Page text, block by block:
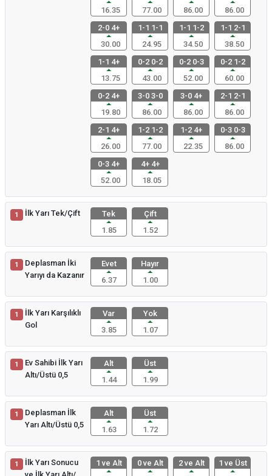
16.35
77.00
86.00
86.00
2-0 4+
30.00
1-1 1-1
24.95
1-1 1-2
34.50
1-1 2-1
38.50
1-1 4+
13.75
0-2 0-2
43.00
0-2 0-3
52.00
0-2 1-2
60.00
0-2 4+
19.80
3-0 3-0
86.00
3-0 4+
86.00
2-1 2-1
86.00
2-1 4+
26.00
1-2 1-2
77.00
1-2 4+
22.35
0-3 0-3
86.00
0-3 4+
52.00
4+ 4+
18.05
1 İlk Yarı Tek/Çift
Tek
1.85
Çift
1.52
1
Deplasman İki
Yarıyı da Kazanır
Evet
6.37
Hayır
1.00
1
İlk Yarı Karşılıklı
Gol
Var
3.85
Yok
1.07
1
Ev Sahibi İlk Yarı
Altı/Üstü 0,5
Alt
1.44
Üst
1.99
1
Deplasman İlk
Yarı Altı/Üstü 0,5
Alt
1.63
Üst
1.72
1
İlk Yarı Sonucu
1 ve Alt
0 ve Alt
2 ve Alt
1 ve Üst